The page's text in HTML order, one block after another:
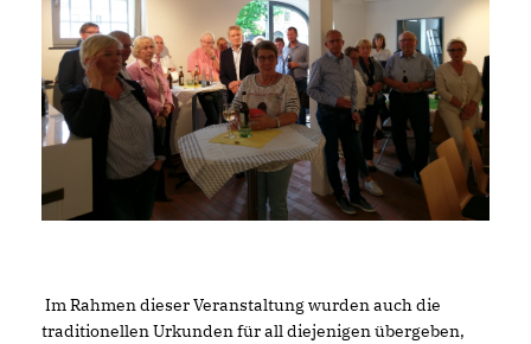
Im Rahmen dieser Veranstaltung wurden auch die
traditionellen Urkunden für all diejenigen übergeben,